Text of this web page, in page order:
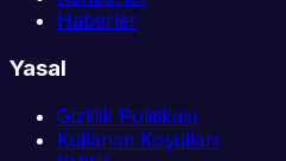
Haberler
Yasal
Gizlilik Politikası
Kullanım Koşulları